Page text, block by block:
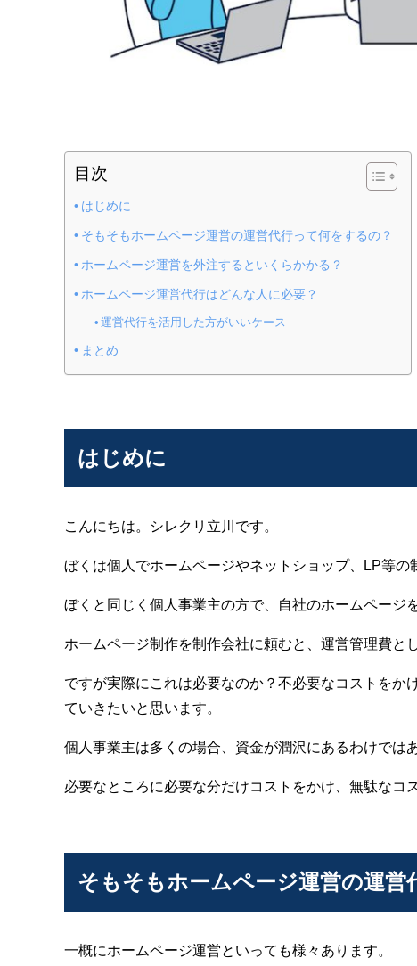
目次
はじめに
そもそもホームページ運営の運営代行って何をするの？
ホームページ運営を外注するといくらかかる？
ホームページ運営代行はどんな人に必要？
運営代行を活用した方がいいケース
まとめ
はじめに
こんにちは。シレクリ立川です。
ぼくは個人でホームページやネットショップ、LP等の
ぼくと同じく個人事業主の方で、自社のホームページ
ホームページ制作を制作会社に頼むと、運営管理費と
ですが実際にこれは必要なのか？不必要なコストをか
ていきたいと思います。
個人事業主は多くの場合、資金が潤沢にあるわけでは
必要なところに必要な分だけコストをかけ、無駄なコ
そもそもホームページ運営の運営
一概にホームページ運営といっても様々あります。